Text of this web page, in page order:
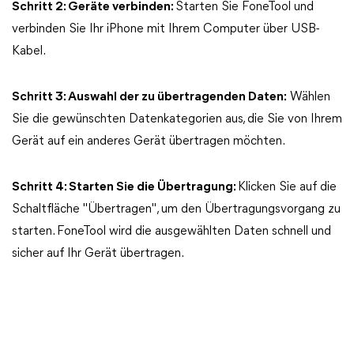
Schritt 2: Geräte verbinden: Starten Sie FoneTool und
verbinden Sie Ihr iPhone mit Ihrem Computer über USB-
Kabel.
Schritt 3: Auswahl der zu übertragenden Daten: Wählen
Sie die gewünschten Datenkategorien aus, die Sie von Ihrem
Gerät auf ein anderes Gerät übertragen möchten.
Schritt 4: Starten Sie die Übertragung: Klicken Sie auf die
Schaltfläche "Übertragen", um den Übertragungsvorgang zu
starten. FoneTool wird die ausgewählten Daten schnell und
sicher auf Ihr Gerät übertragen.